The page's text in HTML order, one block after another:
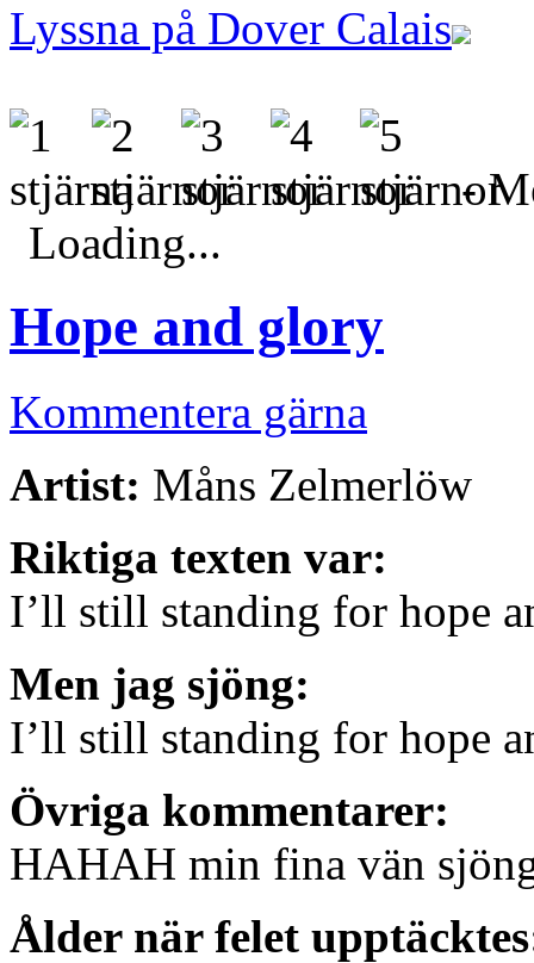
Lyssna på Dover Calais
-
Loading...
Hope and glory
Kommentera gärna
Artist: Måns Zelmerlöw
Riktiga texten var:
I’ll still standing for hope
Men jag sjöng:
I’ll still standing for hope
Övriga kommentarer:
HAHAH min fina vän
Ålder när felet